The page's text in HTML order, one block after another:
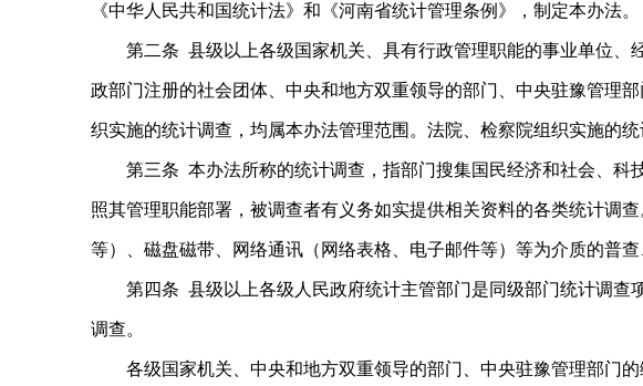
《中华人民共和国统计法》和《河南省统计管理条例》，制定本办法。
第二条 县级以上各级国家机关、具有行政管理职能的事业单位
政部门注册的社会团体、中央和地方双重领导的部门、中央驻豫管理
织实施的统计调查，均属本办法管理范围。法院、检察院组织实施的统
第三条 本办法所称的统计调查，指部门搜集国民经济和社会、
照其管理职能部署，被调查者有义务如实提供相关资料的各类统计调
等）、磁盘磁带、网络通讯（网络表格、电子邮件等）等为介质的普
第四条 县级以上各级人民政府统计主管部门是同级部门统计调
调查。
各级国家机关、中央和地方双重领导的部门、中央驻豫管理部门